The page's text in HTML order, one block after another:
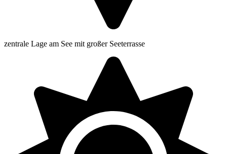
zentrale Lage am See mit großer Seeterrasse